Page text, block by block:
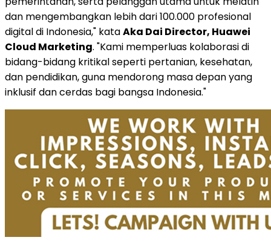
dan mengembangkan lebih dari 100.000 profesional
digital di Indonesia," kataAka Dai Director, Huawei
Cloud Marketing. "Kami memperluas kolaborasi di
bidang-bidang kritikal seperti pertanian, kesehatan,
dan pendidikan, guna mendorong masa depan yang
inklusif dan cerdas bagi bangsa Indonesia."